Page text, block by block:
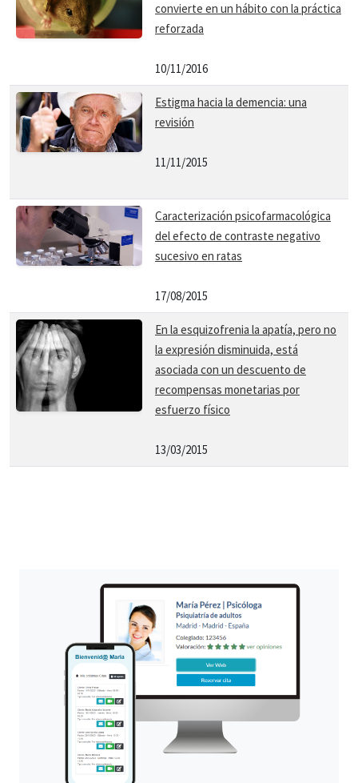
convierte en un hábito con la práctica
reforzada
10/11/2016
Estigma hacia la demencia: una
revisión
11/11/2015
Caracterización psicofarmacológica
del efecto de contraste negativo
sucesivo en ratas
17/08/2015
En la esquizofrenia la apatía, pero no
la expresión disminuida, está
asociada con un descuento de
recompensas monetarias por
esfuerzo físico
13/03/2015